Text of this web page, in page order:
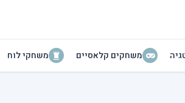
משחקים קלאסיים משחקי לוח